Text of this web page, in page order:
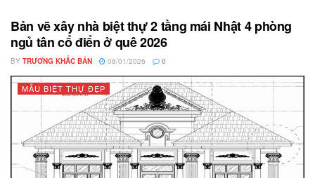
Bản vẽ xây nhà biệt thự 2 tầng mái Nhật 4 phòng
ngủ tân cổ điển ở quê 2026
BY TRƯƠNG KHẮC BẢN 08/01/2026 0
MẪU BIỆT THỰ ĐẸP